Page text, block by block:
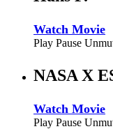
Watch Movie
Play Pause
NASA X
Watch Movie
Play Pause